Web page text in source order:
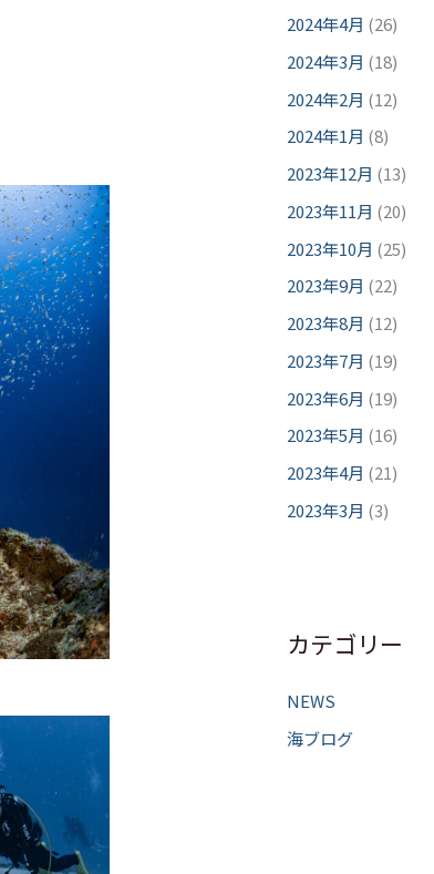
2024年4月 (26)
2024年3月 (18)
2024年2月 (12)
2024年1月 (8)
2023年12月 (13)
2023年11月 (20)
2023年10月 (25)
2023年9月 (22)
2023年8月 (12)
2023年7月 (19)
2023年6月 (19)
2023年5月 (16)
2023年4月 (21)
2023年3月 (3)
カテゴリー
NEWS
海ブログ